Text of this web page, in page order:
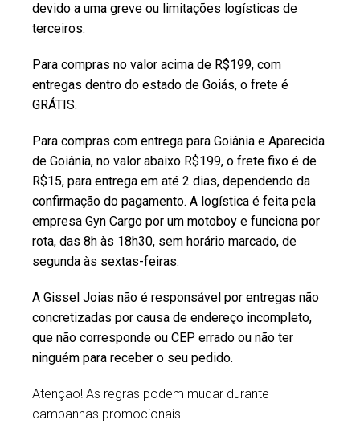
devido a uma greve ou limitações logísticas de
terceiros.
Para compras no valor acima de R$199, com
entregas dentro do estado de Goiás, o frete é
GRÁTIS.
Para compras com entrega para Goiânia e Aparecida
de Goiânia, no valor abaixo R$199, o frete fixo é de
R$15, para entrega em até 2 dias, dependendo da
confirmação do pagamento. A logística é feita pela
empresa Gyn Cargo por um motoboy e funciona por
rota, das 8h às 18h30, sem horário marcado, de
segunda às sextas-feiras.
A Gissel Joias não é responsável por entregas não
concretizadas por causa de endereço incompleto,
que não corresponde ou CEP errado ou não ter
ninguém para receber o seu pedido.
Atenção! As regras podem mudar durante
campanhas promocionais.